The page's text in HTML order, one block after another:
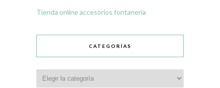
Tienda online accesorios fontanería
CATEGORÍAS